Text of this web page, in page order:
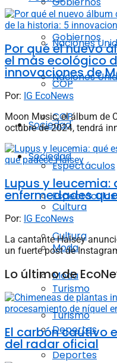
Naciones
COP
Sociedad
Espectáculos
Cultura
Moda
Turismo
Deportes
Gobiernos
Naciones
COP
Sociedad
Espectáculos
Cultura
Moda
Turismo
Deportes
Por qué el nuevo
el más ecológico
innovaciones de
Por: IG EcoNews
Moon Music, el álbum de
octubre de 2024, tendrá
Lupus y
enfermedades
Por: IG EcoNews
La cantante Halsey
un fuerte post de
Lo último de
El carbón cautivo
del radar oficial